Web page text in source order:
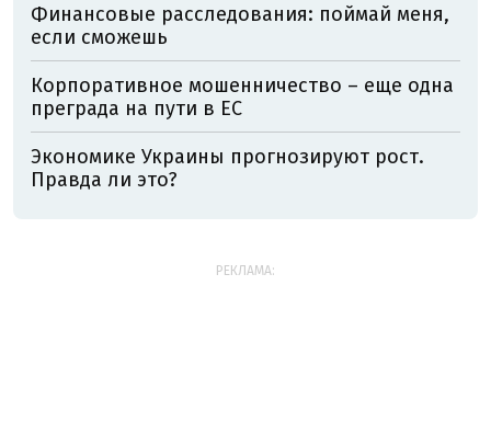
Финансовые расследования: поймай меня,
если сможешь
Корпоративное мошенничество – еще одна
преграда на пути в ЕС
Экономике Украины прогнозируют рост.
Правда ли это?
РЕКЛАМА: